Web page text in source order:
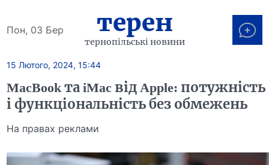
Пон, 03 Бер терен
тернопільські новини
15 Лютого, 2024, 15:44
MacBook та iMac від Apple: потужність
і функціональність без обмежень
На правах реклами